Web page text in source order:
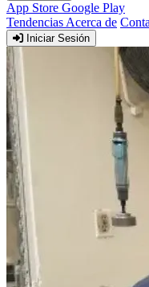
App Store Google Play
Tendencias Acerca de
Iniciar Sesión